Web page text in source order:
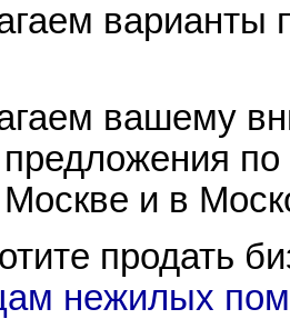
варианты
вашему
по
и в
продать
нежилых